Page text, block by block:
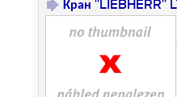
Кран ''LIEBHERR''